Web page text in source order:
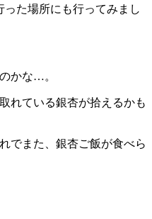
た場所にも行ってみまし
るわあるわ。
かな…。
れている銀杏が拾えるかも
でまた、銀杏ご飯が食べら